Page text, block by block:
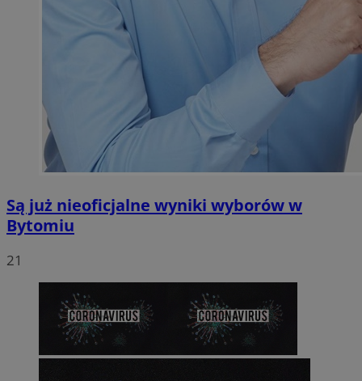
Są już nieoficjalne wyniki wyborów w
Bytomiu
21